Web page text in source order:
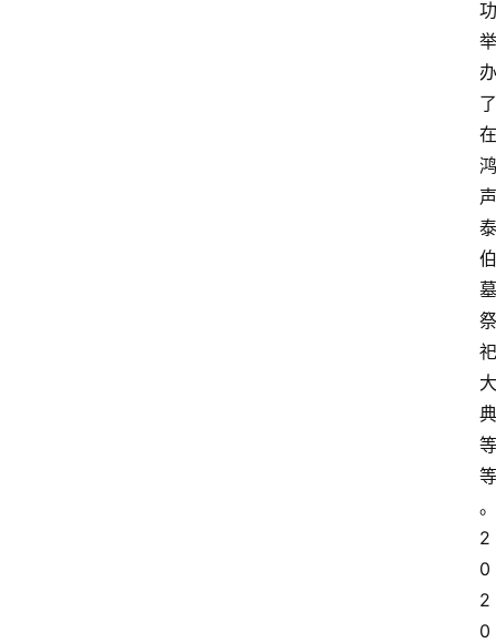
功
举
办
了
在
鸿
声
泰
伯
墓
祭
祀
大
典
等
等
。
2
0
2
0